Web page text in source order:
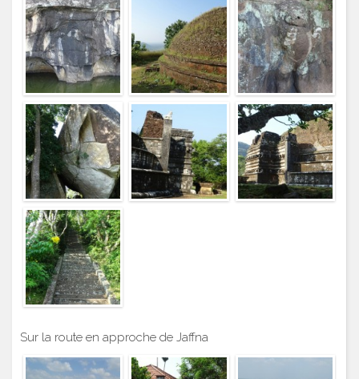
Sur la route en approche de Jaffna